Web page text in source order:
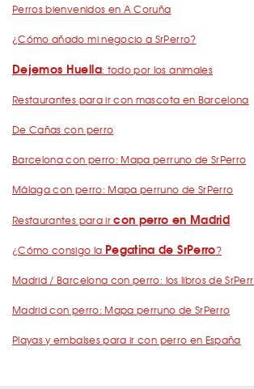
Perros bienvenidos en A Coruña
¿Cómo añado mi negocio a SrPerro?
Dejemos Huella: todo por los animales
Restaurantes para ir con mascota en Barcelona
De Cañas con perro
Barcelona con perro: Mapa perruno de SrPerro
Málaga con perro: Mapa perruno de SrPerro
Restaurantes para ircon perro en Madrid
¿Cómo consigo la Pegatina de SrPerro?
Madrid / Barcelona con perro: los libros de
Madrid con perro: Mapa perruno de SrPerro
Playas y embalses para ir con perro en España